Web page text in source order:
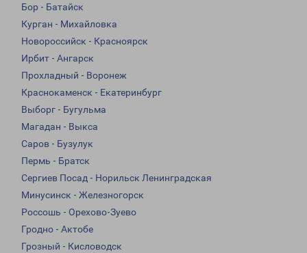
Бор - Батайск
Курган - Михайловка
Новороссийск - Красноярск
Ирбит - Ангарск
Прохладный - Воронеж
Краснокаменск - Екатеринбург
Выборг - Бугульма
Магадан - Выкса
Саров - Бузулук
Пермь - Братск
Сергиев Посад - Норильск Ленинградская
Минусинск - Железногорск
Россошь - Орехово-Зуево
Гродно - Актобе
Грозный - Кисловодск